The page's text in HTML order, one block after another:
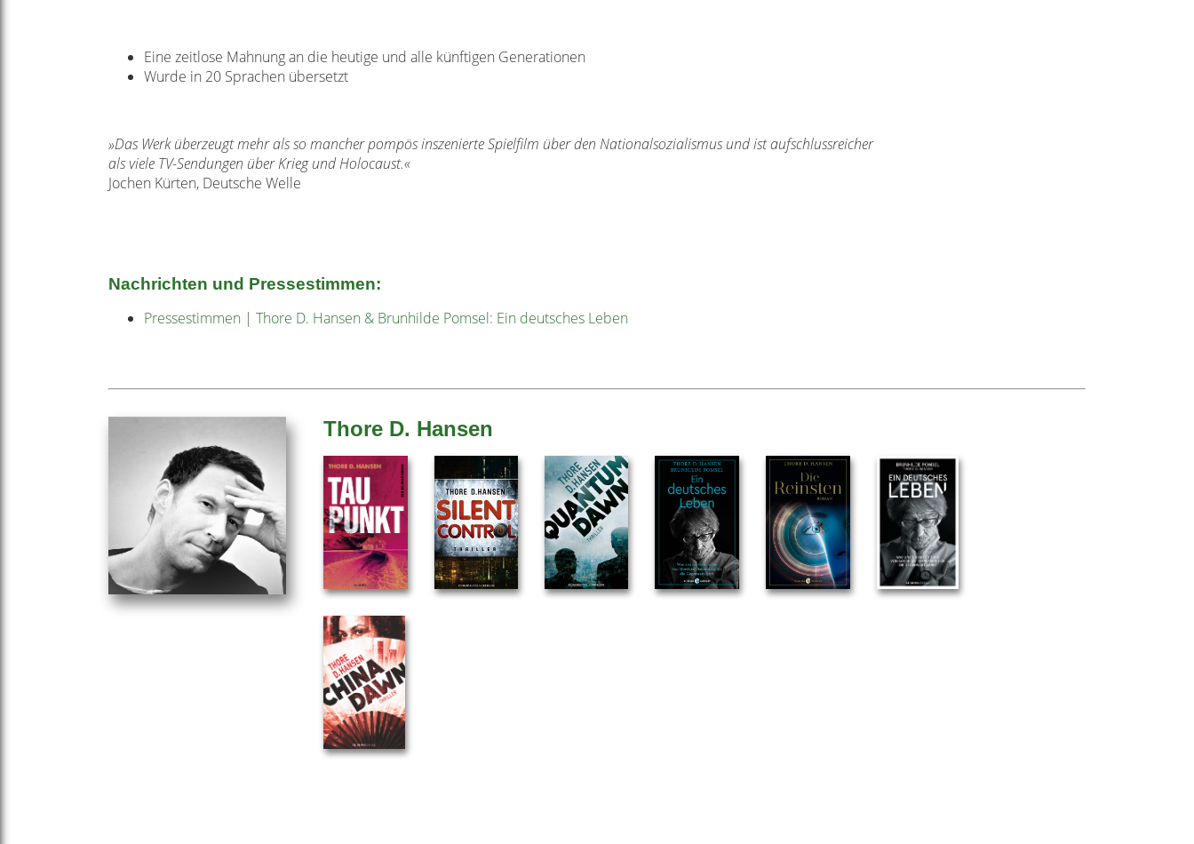
Eine zeitlose Mahnung an die heutige und alle künftigen Generationen
Wurde in 20 Sprachen übersetzt
»Das Werk überzeugt mehr als so mancher pompös inszenierte Spielfilm über den Nationalsozialismus und ist aufschlussreicher
als viele TV-Sendungen über Krieg und Holocaust.«
Jochen Kürten, Deutsche Welle
Nachrichten und Pressestimmen:
Pressestimmen | Thore D. Hansen & Brunhilde Pomsel: Ein deutsches Leben
Thore D. Hansen